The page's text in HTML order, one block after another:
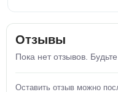
Отзывы
Пока нет отзывов.
Оставить отзыв можно